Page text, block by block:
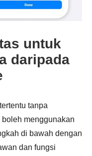
untuk
daripada
tanpa
menggunakan
di bawah dengan
dan fungsi